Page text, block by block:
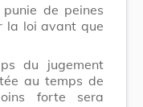
de peines
la loi avant que
du jugement
au temps de
forte sera